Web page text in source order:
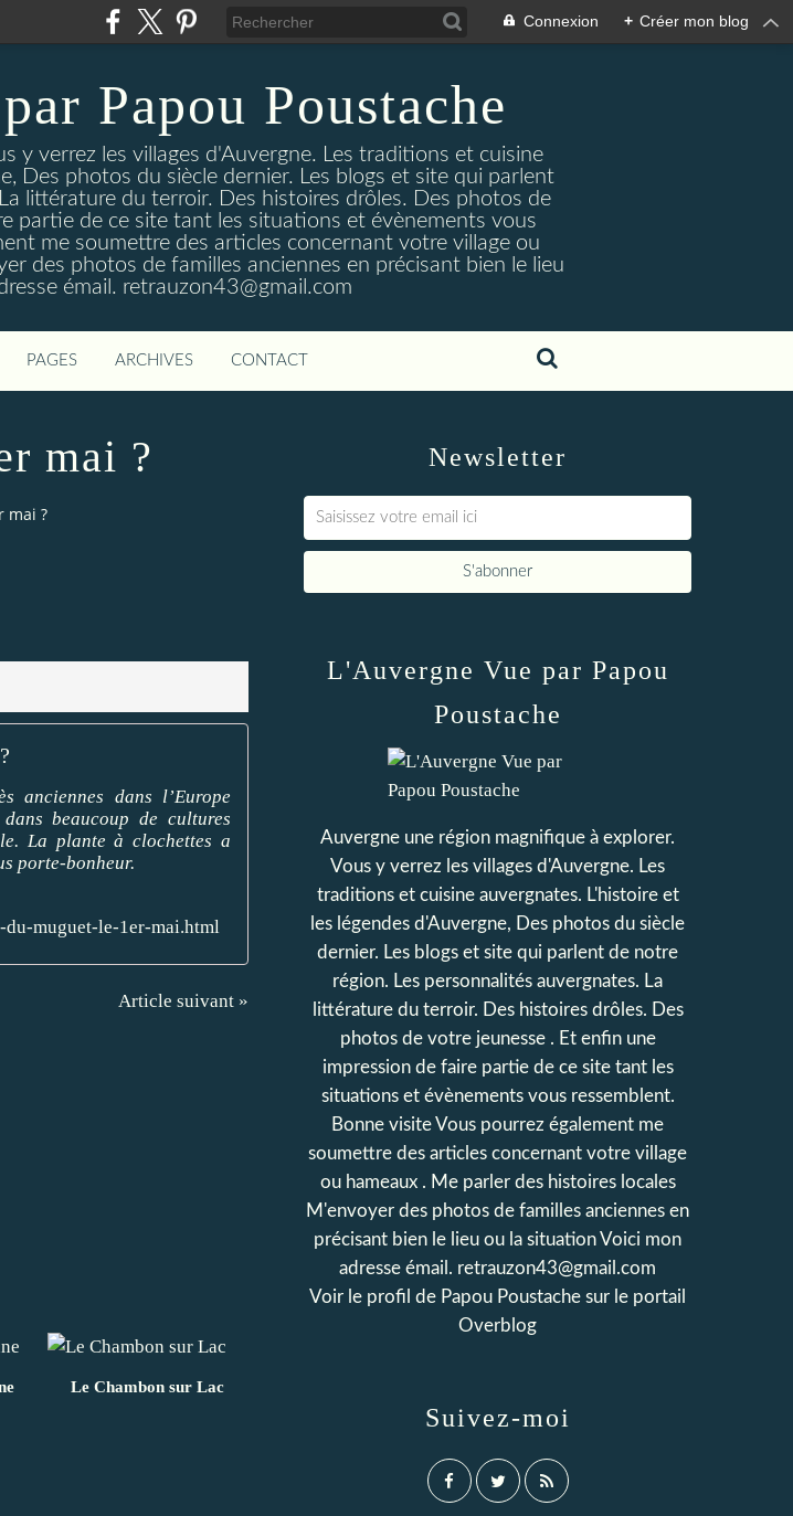
Connexion + Créer mon blog
Papou Poustache
y verrez les villages d'Auvergne. Les traditions et cuisine
Des photos du siècle dernier. Les blogs et site qui parlent
littérature du terroir. Des histoires drôles. Des photos de
partie de ce site tant les situations et évènements vous
me soumettre des articles concernant votre village ou
des photos de familles anciennes en précisant bien le lieu
émail. retrauzon43@gmail.com
PAGES ARCHIVES CONTACT
mai ?
mai ?
dans l’Europe
beaucoup de cultures
La plante à clochettes a
porte-bonheur.
muguet-le-1er-mai.html
Article suivant »
Le Chambon sur Lac
Newsletter
L'Auvergne Vue par Papou
Poustache
Auvergne une région magnifique à explorer.
Vous y verrez les villages d'Auvergne. Les
traditions et cuisine auvergnates. L'histoire et
les légendes d'Auvergne, Des photos du siècle
dernier. Les blogs et site qui parlent de notre
région. Les personnalités auvergnates. La
littérature du terroir. Des histoires drôles. Des
photos de votre jeunesse . Et enfin une
impression de faire partie de ce site tant les
situations et évènements vous ressemblent.
Bonne visite Vous pourrez également me
soumettre des articles concernant votre village
ou hameaux . Me parler des histoires locales
M'envoyer des photos de familles anciennes en
précisant bien le lieu ou la situation Voici mon
adresse émail. retrauzon43@gmail.com
Voir le profil de Papou Poustache sur le portail
Overblog
Suivez-moi